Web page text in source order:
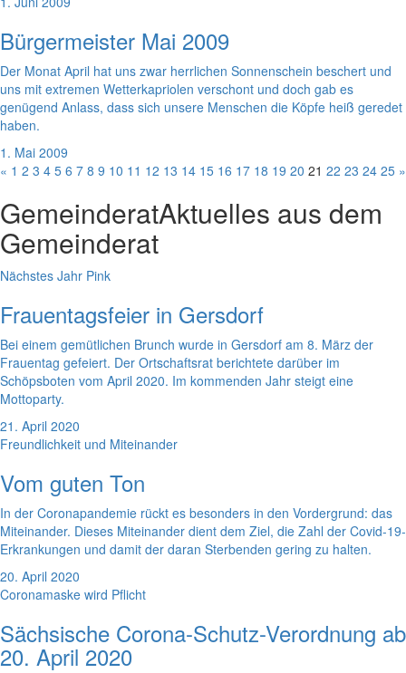
Bürgermeister Mai 2009
Der Monat April hat uns zwar herrlichen Sonnenschein beschert und
uns mit extremen Wetterkapriolen verschont und doch gab es
genügend Anlass, dass sich unsere Menschen die Köpfe heiß geredet
haben.
1. Mai 2009
« 1 2 3 4 5 6 7 8 9 10 11 12 13 14 15 16 17 18 19 20 21 22 23 24 25 »
GemeinderatAktuelles aus dem
Gemeinderat
Nächstes Jahr Pink
Frauentagsfeier in Gersdorf
Bei einem gemütlichen Brunch wurde in Gersdorf am 8. März der
Frauentag gefeiert. Der Ortschaftsrat berichtete darüber im
Schöpsboten vom April 2020. Im kommenden Jahr steigt eine
Mottoparty.
21. April 2020
Freundlichkeit und Miteinander
Vom guten Ton
In der Coronapandemie rückt es besonders in den Vordergrund: das
Miteinander. Dieses Miteinander dient dem Ziel, die Zahl der Covid-19-
Erkrankungen und damit der daran Sterbenden gering zu halten.
20. April 2020
Coronamaske wird Pflicht
Sächsische Corona-Schutz-Verordnung ab
20. April 2020